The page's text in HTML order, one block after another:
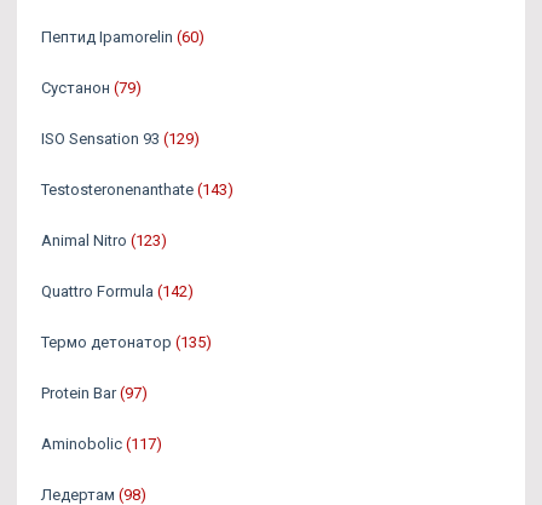
Пептид Ipamorelin (60)
Сустанон (79)
ISO Sensation 93 (129)
Testosteronenanthate (143)
Animal Nitro (123)
Quattro Formula (142)
Термо детонатор (135)
Protein Bar (97)
Aminobolic (117)
Ледертам (98)